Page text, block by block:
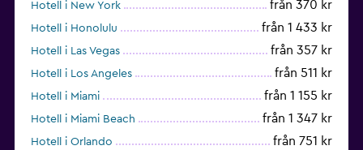
Hotell i New York från 370 kr
Hotell i Honolulu från 1 433 kr
Hotell i Las Vegas från 357 kr
Hotell i Los Angeles från 511 kr
Hotell i Miami från 1 155 kr
Hotell i Miami Beach från 1 347 kr
Hotell i Orlando från 751 kr